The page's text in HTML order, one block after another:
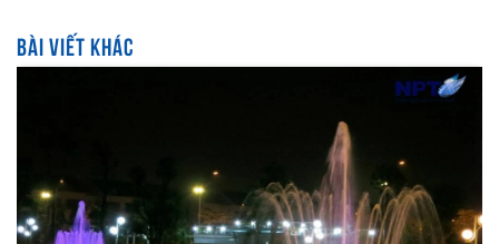
BÀI VIẾT KHÁC